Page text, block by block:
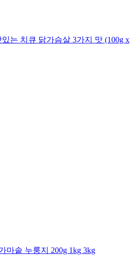
는 치큐 닭가슴살 3가지 맛 (100g x
마솥 누룽지 200g 1kg 3kg